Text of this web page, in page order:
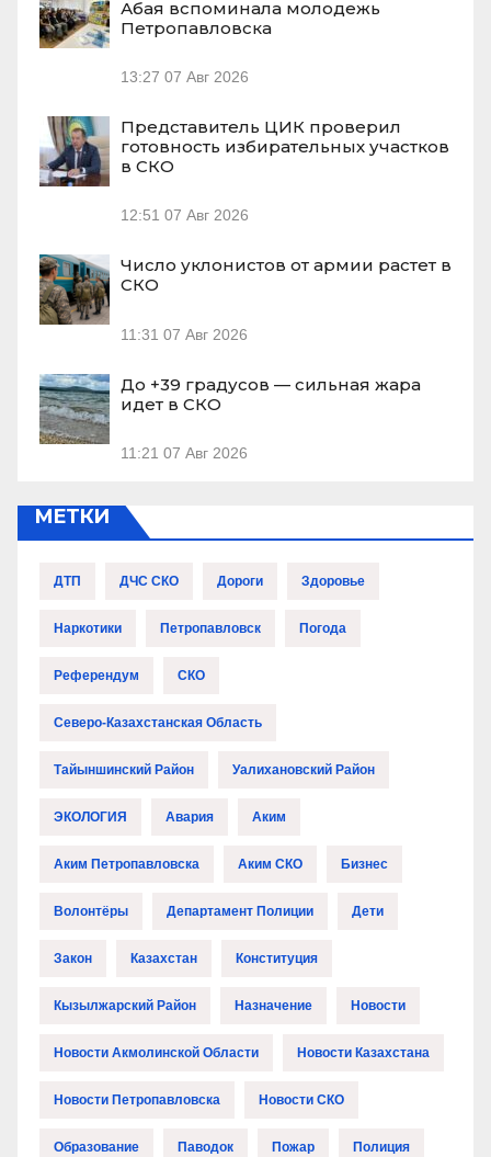
Абая вспоминала молодежь
Петропавловска
13:27 07 Авг 2026
Представитель ЦИК проверил
готовность избирательных участков
в СКО
12:51 07 Авг 2026
Число уклонистов от армии растет в
СКО
11:31 07 Авг 2026
До +39 градусов — сильная жара
идет в СКО
11:21 07 Авг 2026
МЕТКИ
ДТП ДЧС СКО Дороги Здоровье
Наркотики Петропавловск Погода
Референдум СКО
Северо-Казахстанская Область
Тайыншинский Район Уалихановский Район
ЭКОЛОГИЯ Авария Аким
Аким Петропавловска Аким СКО Бизнес
Волонтёры Департамент Полиции Дети
Закон Казахстан Конституция
Кызылжарский Район Назначение Новости
Новости Акмолинской Области Новости Казахстана
Новости Петропавловска Новости СКО
Образование Паводок Пожар Полиция